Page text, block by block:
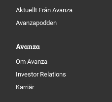
Aktuellt Från Avanza
Avanzapodden
Avanza
Om Avanza
Investor Relations
Karriär